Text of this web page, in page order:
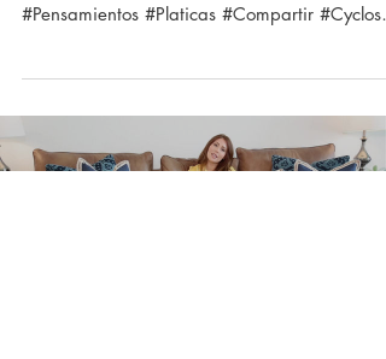
#Pensamientos #Platicas #Compartir #Cyclos